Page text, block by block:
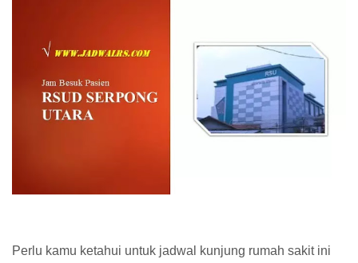
Perlu kamu ketahui untuk jadwal kunjung rumah sakit ini